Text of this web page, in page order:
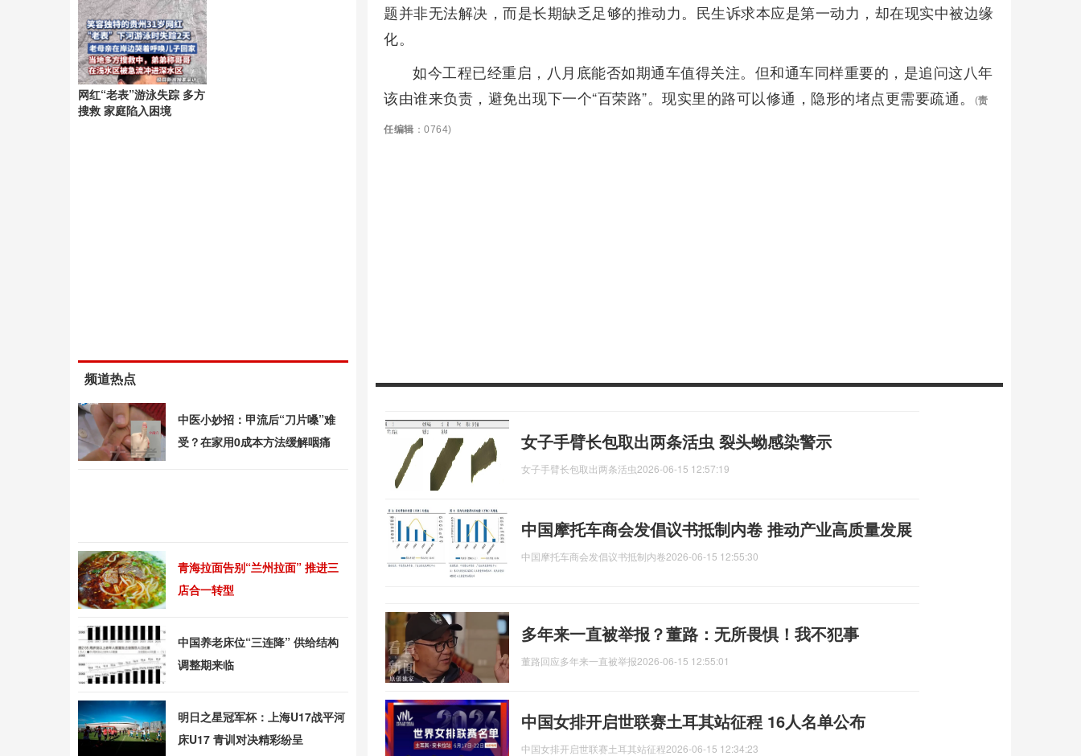
题并非无法解决，而是长期缺乏足够的推动力。民生诉求本应是第一动力，却在现实中被边缘
化。
如今工程已经重启，八月底能否如期通车值得关注。但和通车同样重要的，是追问这八年
该由谁来负责，避免出现下一个“百荣路”。现实里的路可以修通，隐形的堵点更需要疏通。
(责
任编辑 ：0764)
女子手臂长包取出两条活虫 裂头蚴感染警示
女子手臂长包取出两条活虫2026-06-15 12:57:19
中国摩托车商会发倡议书抵制内卷 推动产业高质量发展
中国摩托车商会发倡议书抵制内卷2026-06-15 12:55:30
多年来一直被举报？董路：无所畏惧！我不犯事
董路回应多年来一直被举报2026-06-15 12:55:01
中国女排开启世联赛土耳其站征程 16人名单公布
中国女排开启世联赛土耳其站征程2026-06-15 12:34:23
网红“老表”游泳失踪 多方
搜救 家庭陷入困境
频道热点
中医小妙招：甲流后“刀片嗓”难
受？在家用0成本方法缓解咽痛
青海拉面告别“兰州拉面” 推进三
店合一转型
中国养老床位“三连降” 供给结构
调整期来临
明日之星冠军杯：上海U17战平河
床U17 青训对决精彩纷呈